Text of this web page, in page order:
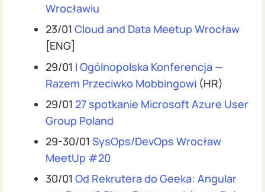
Wrocławiu
23/01 Cloud and Data Meetup Wrocław
[ENG]
29/01 I Ogólnopolska Konferencja —
Razem Przeciwko Mobbingowi (HR)
29/01 27 spotkanie Microsoft Azure User
Group Poland
29-30/01 SysOps/DevOps Wrocław
MeetUp #20
30/01 Od Rekrutera do Geeka: Angular